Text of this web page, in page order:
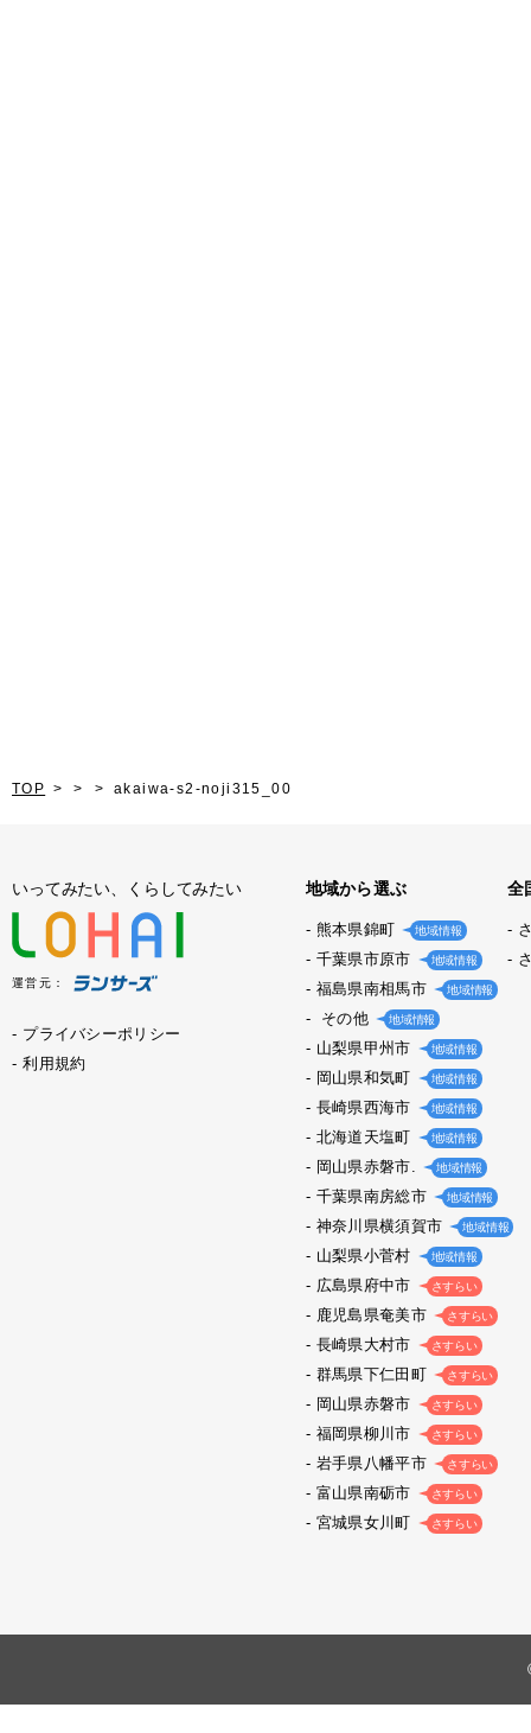
TOP akaiwa-s2-noji315_00
いってみたい、くらしてみたい
運営元：
プライバシーポリシー
利用規約
地域から選ぶ
熊本県錦町 地域情報
千葉県市原市 地域情報
福島県南相馬市 地域情報
その他 地域情報
山梨県甲州市 地域情報
岡山県和気町 地域情報
長崎県西海市 地域情報
北海道天塩町 地域情報
岡山県赤磐市. 地域情報
千葉県南房総市 地域情報
神奈川県横須賀市 地域情報
山梨県小菅村 地域情報
広島県府中市 さすらい
鹿児島県奄美市 さすらい
長崎県大村市 さすらい
群馬県下仁田町 さすらい
岡山県赤磐市 さすらい
福岡県柳川市 さすらい
岩手県八幡平市 さすらい
富山県南砺市 さすらい
宮城県女川町 さすらい
全